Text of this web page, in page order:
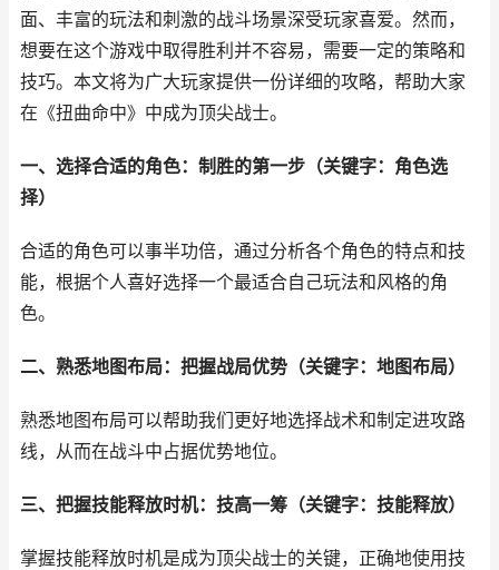
面、丰富的玩法和刺激的战斗场景深受玩家喜爱。然而，
想要在这个游戏中取得胜利并不容易，需要一定的策略和
技巧。本文将为广大玩家提供一份详细的攻略，帮助大家
在《扭曲命中》中成为顶尖战士。
一、选择合适的角色：制胜的第一步（关键字：角色选
择）
合适的角色可以事半功倍，通过分析各个角色的特点和技
能，根据个人喜好选择一个最适合自己玩法和风格的角
色。
二、熟悉地图布局：把握战局优势（关键字：地图布局）
熟悉地图布局可以帮助我们更好地选择战术和制定进攻路
线，从而在战斗中占据优势地位。
三、把握技能释放时机：技高一筹（关键字：技能释放）
掌握技能释放时机是成为顶尖战士的关键，正确地使用技